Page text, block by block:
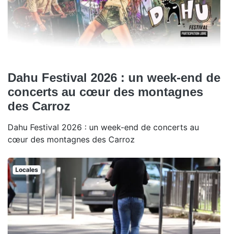
Dahu Festival 2026 : un week-end de
concerts au cœur des montagnes
des Carroz
Dahu Festival 2026 : un week-end de concerts au
cœur des montagnes des Carroz
Locales